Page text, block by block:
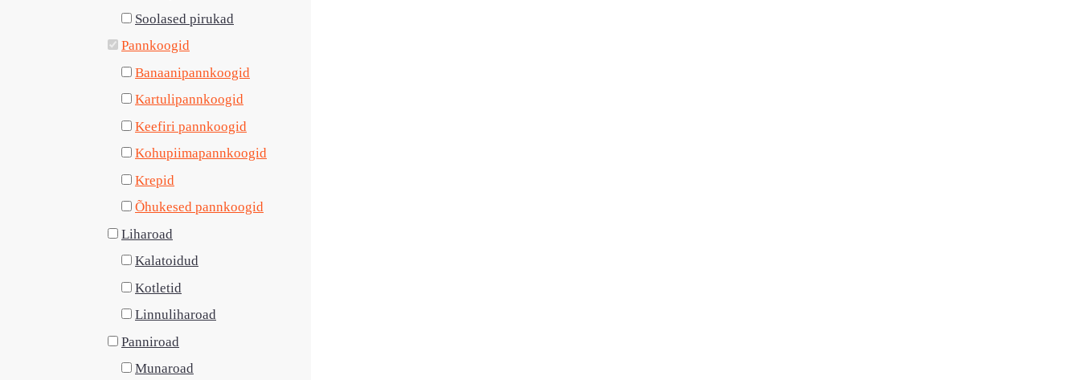
Soolased pirukad
Pannkoogid
Banaanipannkoogid
Kartulipannkoogid
Keefiri pannkoogid
Kohupiimapannkoogid
Krepid
Õhukesed pannkoogid
Liharoad
Kalatoidud
Kotletid
Linnuliharoad
Panniroad
Munaroad